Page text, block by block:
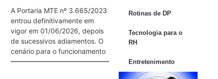
A Portaria MTE nº 3.665/2023
entrou definitivamente em
vigor em 01/06/2026, depois
de sucessivos adiamentos. O
cenário para o funcionamento
Rotinas de DP
Tecnologia para o
RH
Entretenimento